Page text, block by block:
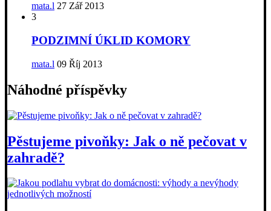
mata.l 27 Zář 2013
3
PODZIMNÍ ÚKLID KOMORY
mata.l 09 Říj 2013
Náhodné příspěvky
Pěstujeme pivoňky: Jak o ně pečovat v
zahradě?